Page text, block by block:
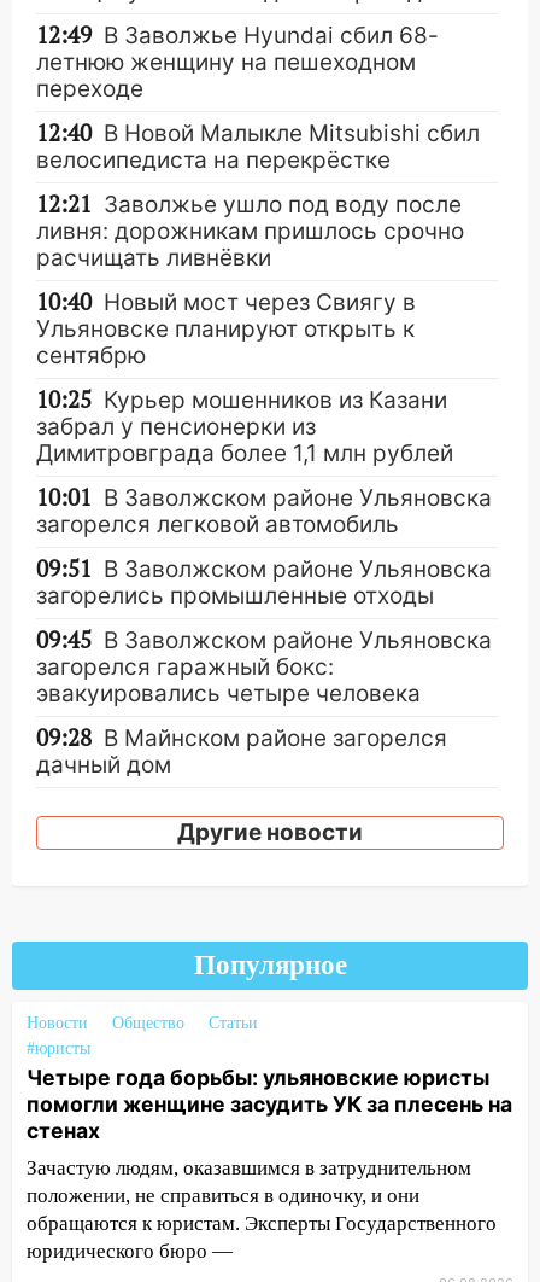
12:49 В Заволжье Hyundai сбил 68-
летнюю женщину на пешеходном
переходе
12:40 В Новой Малыкле Mitsubishi сбил
велосипедиста на перекрёстке
12:21 Заволжье ушло под воду после
ливня: дорожникам пришлось срочно
расчищать ливнёвки
10:40 Новый мост через Свиягу в
Ульяновске планируют открыть к
сентябрю
10:25 Курьер мошенников из Казани
забрал у пенсионерки из
Димитровграда более 1,1 млн рублей
10:01 В Заволжском районе Ульяновска
загорелся легковой автомобиль
09:51 В Заволжском районе Ульяновска
загорелись промышленные отходы
09:45 В Заволжском районе Ульяновска
загорелся гаражный бокс:
эвакуировались четыре человека
09:28 В Майнском районе загорелся
дачный дом
08:28 УлГУ получит субсидию на
создание отечественного ПЦР-
В Ульяновске почти 20 тысяч
женщины
06:00 Топор убил человека, а пожары
уничтожили 122 дома
05:00
гороскоп на 4 августа — один знак ждет
настоящий прорыв
03.08.2026
Другие новости
Популярное
Новости Общество
Статьи
#юристы
Четыре года борьбы: ульяновские юристы
помогли женщине засудить УК за плесень на
стенах
Зачастую людям, оказавшимся в затруднительном
положении, не справиться в одиночку, и они
обращаются к юристам. Эксперты Государственного
юридического бюро —